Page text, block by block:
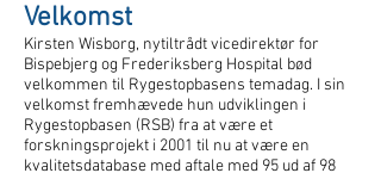
Velkomst
Kirsten Wisborg, nytiltrådt vicedirektør for
Bispebjerg og Frederiksberg Hospital bød
velkommen til Rygestopbasens temadag. I sin
velkomst fremhævede hun udviklingen i
Rygestopbasen (RSB) fra at være et
forskningsprojekt i 2001 til nu at være en
kvalitetsdatabase med aftale med 95 ud af 98